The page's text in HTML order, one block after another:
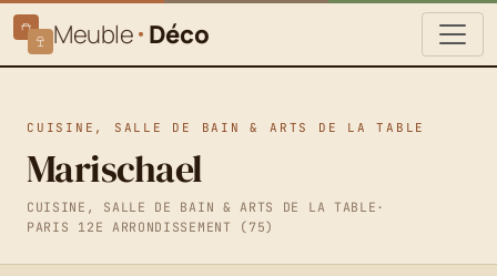
Meuble Déco
CUISINE, SALLE DE BAIN & ARTS DE LA TABLE
Marischael
CUISINE, SALLE DE BAIN & ARTS DE LA TABLE ·
PARIS 12E ARRONDISSEMENT (75)